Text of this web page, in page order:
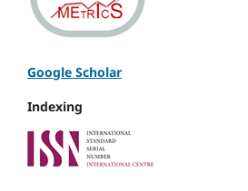
Google Scholar
Indexing